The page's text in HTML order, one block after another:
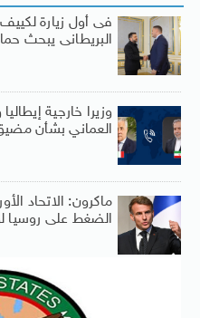
فى أول زيارة
البريطانى يبحث
وزيرا خارجية
العماني بشأن
ماكرون: الاتحاد
الضغط على روسيا